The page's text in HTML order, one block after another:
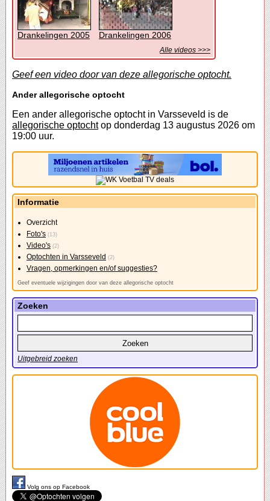
Drankelingen 2005 Drankelingen 2006
Alle videos >>>
Geef een video door van deze allegorische optocht.
Ander allegorische optocht
Een ander allegorische optocht in Varsseveld is de
allegorische optochtop donderdag 13 augustus 2026 om
19:00 uur.
Informatie
Overzicht
Foto's (13)
Video's (2)
Optochten in Varsseveld (2)
Vragen, opmerkingen en/of suggesties?
Geef eventuele wijzigingen door van deze allegorische optocht
Zoeken
Uitgebreid zoeken
Volg ons op Facebook